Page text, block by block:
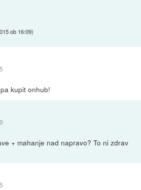
ob 16:09)
kupit onhub!
+ mahanje nad napravo? To ni zdrav